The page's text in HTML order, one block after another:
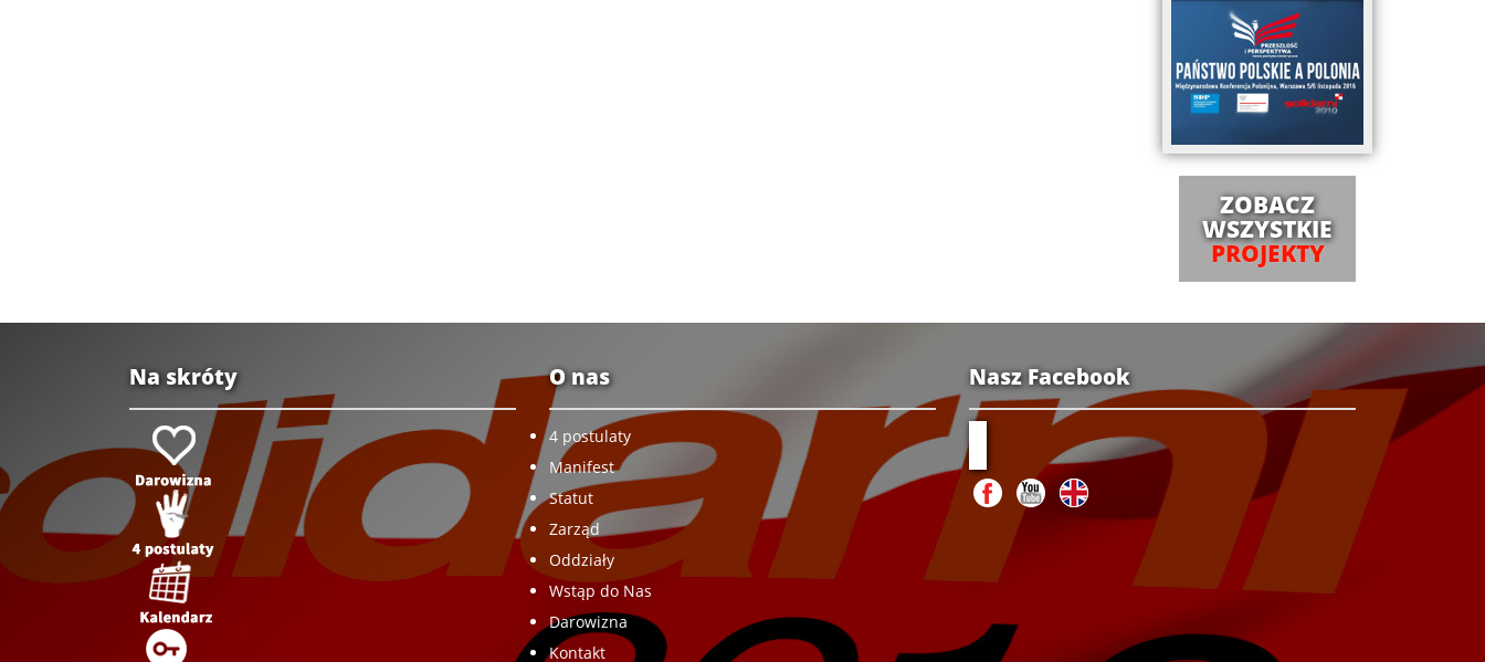
ZOBACZ
WSZYSTKIE
PROJEKTY
Na skróty O nas
4 postulaty
Manifest
Statut
Zarząd
Oddziały
Wstąp do Nas
Darowizna
Kontakt
Nasz Facebook